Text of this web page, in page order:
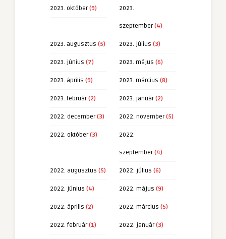
2023. október(9) 2023.
szeptember(4)
2023. augusztus (5) 2023. július (3)
2023. június (7) 2023. május (6)
2023. április (9) 2023. március (8)
2023. február(2) 2023. január(2)
2022. december(3) 2022. november(5)
2022. október(3) 2022.
szeptember(4)
2022. augusztus (5) 2022. július (6)
2022. június (4) 2022. május (9)
2022. április (2) 2022. március (5)
2022. február(1) 2022. január(3)